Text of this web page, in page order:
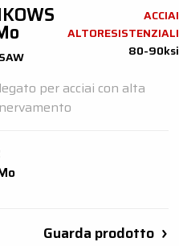
SAW
ACCIAI
ALTORESISTENZIALI
80-90ksi
per acciai con alta
Guarda prodotto